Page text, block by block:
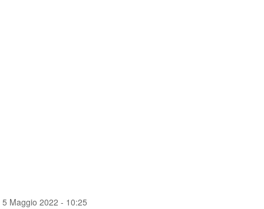
5 Maggio 2022 - 10:25